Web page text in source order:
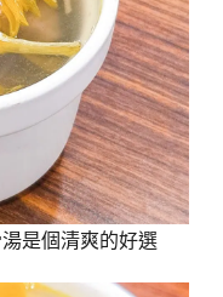
是個清爽的好選